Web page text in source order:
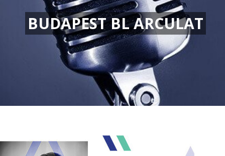
BUDAPEST BL ARCULAT